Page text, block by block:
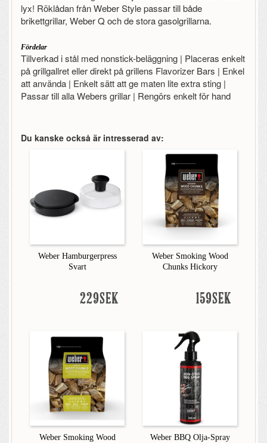
lyx! Röklådan från Weber Style passar till både
brikettgrillar, Weber Q och de stora gasolgrillarna.
Fördelar
Tillverkad i stål med nonstick-beläggning | Placeras enkelt
på grillgallret eller direkt på grillens Flavorizer Bars | Enkel
att använda | Enkelt sätt att ge maten lite extra sting |
Passar till alla Webers grillar | Rengörs enkelt för hand
Du kanske också är intresserad av:
Weber Hamburgerpress
Svart
229SEK
Weber Smoking Wood
Chunks Hickory
159SEK
Weber Smoking Wood Weber BBQ Olja-Spray